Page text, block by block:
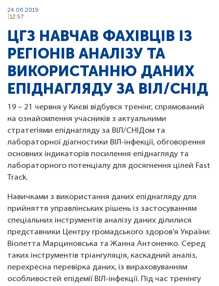
24.06.2019
12:57
ЦГЗ НАВЧАВ ФАХІВЦІВ ІЗ
РЕГІОНІВ АНАЛІЗУ ТА
ВИКОРИСТАННЮ ДАНИХ
ЕПІДНАГЛЯДУ ЗА ВІЛ/СНІД
19 – 21 червня у Києві відбувся тренінг, спрямований
на ознайомлення учасників з актуальними
стратегіями епіднагляду за ВІЛ/СНІДом та
лабораторної діагностики ВІЛ-інфекції, обговорення
основних індикаторів посилення епіднагляду та
лабораторного потенціалу для досягнення цілей Fast
Track.
Навичками з використання даних епіднагляду для
прийняття управлінських рішень із застосуванням
спеціальних інструментів аналізу даних ділилися
представники Центру громадського здоров’я України:
Віолетта Марциновська та Жанна Антоненко. Серед
таких інструментів тріангуляція, каскадний аналіз,
перехресна перевірка даних, із вираховуванням
особливостей епідемії ВІЛ-інфекції. Під час тренінгу